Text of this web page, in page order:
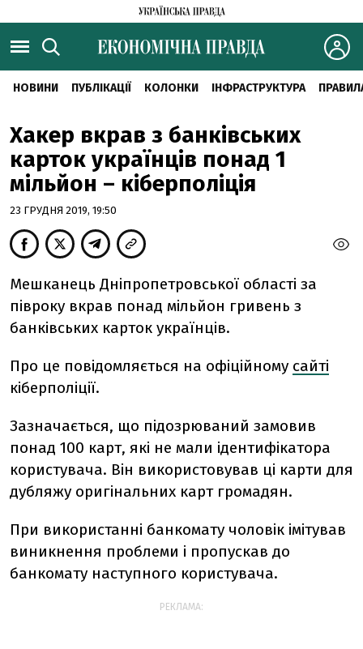
НОВИНИ ПУБЛІКАЦІЇ КОЛОНКИ ІНФРАСТРУКТУРА
Хакер вкрав з банківських
карток українців понад 1
мільйон – кіберполіція
23 ГРУДНЯ 2019, 19:50
Мешканець Дніпропетровської області за
півроку вкрав понад мільйон гривень з
банківських карток українців.
Про це повідомляється на офіційному сайті
кіберполіції.
Зазначається, що підозрюваний замовив
понад 100 карт, які не мали ідентифікатора
користувача. Він використовував ці карти для
дубляжу оригінальних карт громадян.
При використанні банкомату чоловік імітував
виникнення проблеми і пропускав до
банкомату наступного користувача.
РЕКЛАМА: